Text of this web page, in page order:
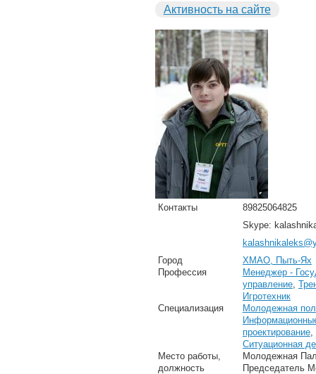
Активность на сайте
Контакты
89825064825
Skype:
Город
ХМАО, Пыть-Ях
Профессия
Менеджер -
управление,
Игротехник
Специализация
Молодежная
проектирование,
Ситуационная
Место работы,
должность
Молодежная
Председатель